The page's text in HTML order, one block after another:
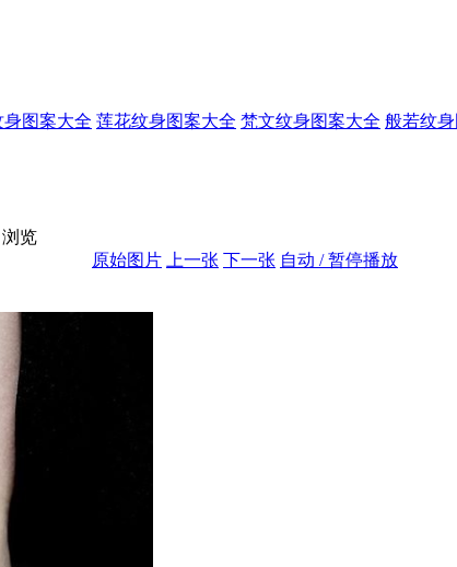
身图案大全 莲花纹身图案大全 梵文纹身图案大全 般若纹
浏览
原始图片 上一张 下一张 自动 / 暂停播放